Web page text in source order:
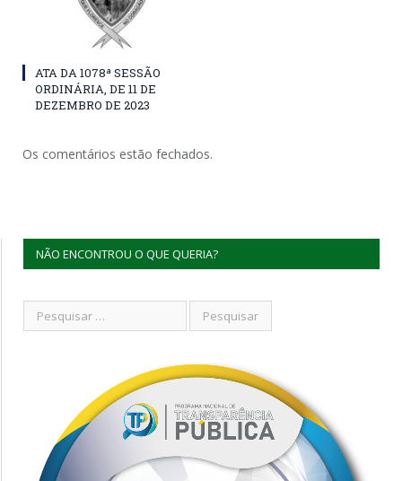
ATA DA 1078ª SESSÃO
ORDINÁRIA, DE 11 DE
DEZEMBRO DE 2023
Os comentários estão fechados.
NÃO ENCONTROU O QUE QUERIA?